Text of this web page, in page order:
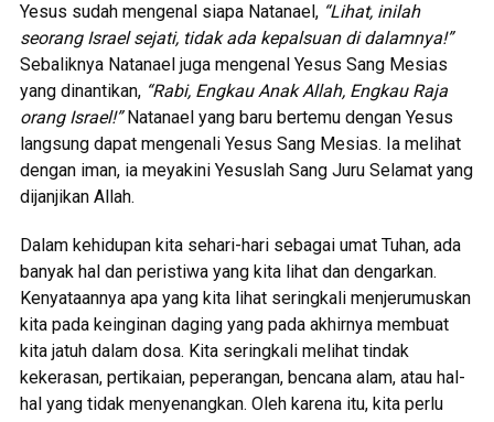
Yesus sudah mengenal siapa Natanael, “Lihat, inilah
seorang Israel sejati, tidak ada kepalsuan di dalamnya!”
Sebaliknya Natanael juga mengenal Yesus Sang Mesias
yang dinantikan, “Rabi, Engkau Anak Allah, Engkau Raja
orang Israel!”Natanael yang baru bertemu dengan Yesus
langsung dapat mengenali Yesus Sang Mesias. Ia melihat
dengan iman, ia meyakini Yesuslah Sang Juru Selamat yang
dijanjikan Allah.
Dalam kehidupan kita sehari-hari sebagai umat Tuhan, ada
banyak hal dan peristiwa yang kita lihat dan dengarkan.
Kenyataannya apa yang kita lihat seringkali menjerumuskan
kita pada keinginan daging yang pada akhirnya membuat
kita jatuh dalam dosa. Kita seringkali melihat tindak
kekerasan, pertikaian, peperangan, bencana alam, atau hal-
hal yang tidak menyenangkan. Oleh karena itu, kita perlu